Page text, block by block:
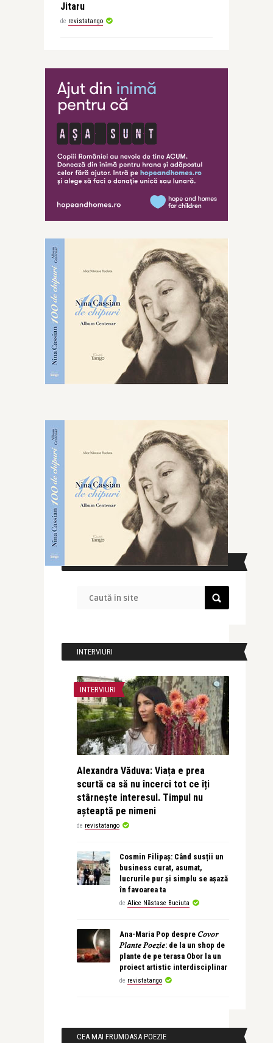
Jitaru
de revistatango
CAUTĂ ÎN SITE
INTERVIURI
INTERVIURI
Alexandra Văduva: Viața e prea
scurtă ca să nu încerci tot ce îți
stârnește interesul. Timpul nu
așteaptă pe nimeni
de revistatango
Cosmin Filipaș: Când susții un
business curat, asumat,
lucrurile pur și simplu se așază
în favoarea ta
de Alice Năstase Buciuta
Ana-Maria Pop despre 𝐶𝑜𝑣𝑜𝑟
𝑃𝑙𝑎𝑛𝑡𝑒 𝑃𝑜𝑒𝑧𝑖𝑒: de la un shop de
plante de pe terasa Obor la un
proiect artistic interdisciplinar
de revistatango
CEA MAI FRUMOASA POEZIE